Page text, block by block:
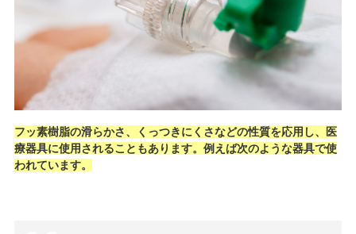
フッ素樹脂の滑らかさ、くっつきにくさなどの性質を応用し、医
療器具に使用されることもあります。例えば次のような器具で使
われています。